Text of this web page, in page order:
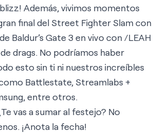
Además, vivimos momentos
final del Street Fighter Slam con
Baldur’s Gate 3 en vivo con /LEAH
drags. No podríamos haber
esto sin ti ni nuestros increíbles
Battlestate, Streamlabs +
entre otros.
vas a sumar al festejo? No
¡Anota la fecha!